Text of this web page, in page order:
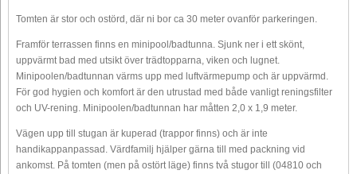
Tomten är stor och ostörd, där ni bor ca 30 meter ovanför parkeringen.
Framför terrassen finns en minipool/badtunna. Sjunk ner i ett skönt,
uppvärmt bad med utsikt över trädtopparna, viken och lugnet.
Minipoolen/badtunnan värms upp med luftvärmepump och är uppvärmd.
För god hygien och komfort är den utrustad med både vanligt reningsfilter
och UV-rening. Minipoolen/badtunnan har måtten 2,0 x 1,9 meter.
Vägen upp till stugan är kuperad (trappor finns) och är inte
handikappanpassad. Värdfamilj hjälper gärna till med packning vid
ankomst. På tomten (men på ostört läge) finns två stugor till (04810 och